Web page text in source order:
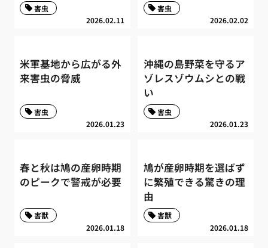
2026.02.11
害虫
2026.02.02
害虫
米軍基地から広がる外
来害虫の脅威
2026.01.23
害虫
沖縄の島野菜を守るア
ゾレスゾウムシとの戦
い
2026.01.23
害虫
春と秋は鳩の産卵時期
のピークで警戒が必要
2026.01.18
害獣
鳩が産卵時期を選ばず
に繁殖できる驚きの理
由
2026.01.18
害獣